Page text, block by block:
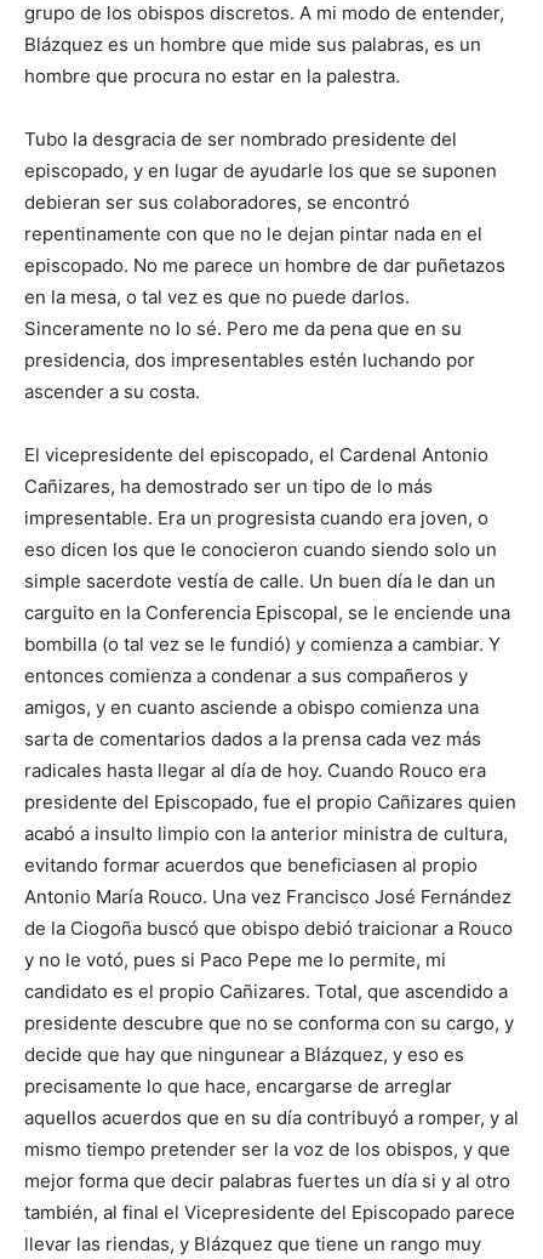
grupo de los obispos discretos. A mi modo de entender,
Blázquez es un hombre que mide sus palabras, es un
hombre que procura no estar en la palestra.
Tubo la desgracia de ser nombrado presidente del
episcopado, y en lugar de ayudarle los que se suponen
debieran ser sus colaboradores, se encontró
repentinamente con que no le dejan pintar nada en el
episcopado. No me parece un hombre de dar puñetazos
en la mesa, o tal vez es que no puede darlos.
Sinceramente no lo sé. Pero me da pena que en su
presidencia, dos impresentables estén luchando por
ascender a su costa.
El vicepresidente del episcopado, el Cardenal Antonio
Cañizares, ha demostrado ser un tipo de lo más
impresentable. Era un progresista cuando era joven, o
eso dicen los que le conocieron cuando siendo solo un
simple sacerdote vestía de calle. Un buen día le dan un
carguito en la Conferencia Episcopal, se le enciende una
bombilla (o tal vez se le fundió) y comienza a cambiar. Y
entonces comienza a condenar a sus compañeros y
amigos, y en cuanto asciende a obispo comienza una
sarta de comentarios dados a la prensa cada vez más
radicales hasta llegar al día de hoy. Cuando Rouco era
presidente del Episcopado, fue el propio Cañizares quien
acabó a insulto limpio con la anterior ministra de cultura,
evitando formar acuerdos que beneficiasen al propio
Antonio María Rouco. Una vez Francisco José Fernández
de la Ciogoña buscó que obispo debió traicionar a Rouco
y no le votó, pues si Paco Pepe me lo permite, mi
candidato es el propio Cañizares. Total, que ascendido a
presidente descubre que no se conforma con su cargo, y
decide que hay que ningunear a Blázquez, y eso es
precisamente lo que hace, encargarse de arreglar
aquellos acuerdos que en su día contribuyó a romper, y al
mismo tiempo pretender ser la voz de los obispos, y que
mejor forma que decir palabras fuertes un día si y al otro
también, al final el Vicepresidente del Episcopado parece
llevar las riendas, y Blázquez que tiene un rango muy